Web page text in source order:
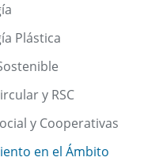
Plástica
y RSC
y Cooperativas
en el Ámbito